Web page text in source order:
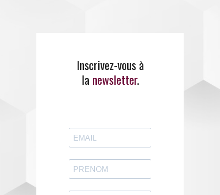
MANCIPEpropose un
large panel deformations
Inscrivez-vous à
la newsletter.